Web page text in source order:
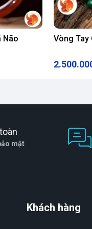
còn là một biểu
hành cùng bạn
Não Vòng Tay
mật
Khách hàng